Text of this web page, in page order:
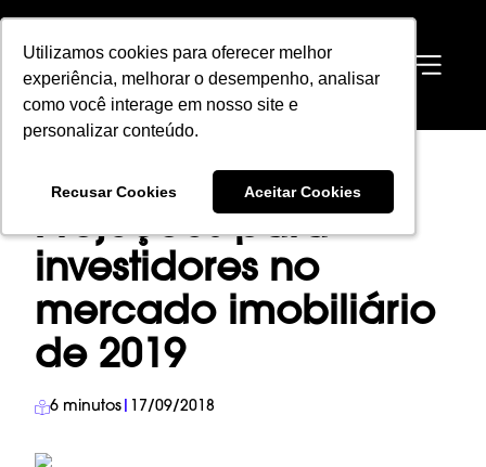
Utilizamos cookies para oferecer melhor
experiência, melhorar o desempenho, analisar
como você interage em nosso site e
personalizar conteúdo.
Recusar Cookies Aceitar Cookies
Utilizamos cookies para oferecer melhor
experiência, melhorar o desempenho, analisar
como você interage em nosso site e
personalizar conteúdo.
Recusar Cookies Aceitar Cookies
EN
INVESTIMENTO IMOBILIÁRIO
→
PROJEÇÕES PARA INVESTIDORES NO MERCADO IMOBILIÁRIO DE 2019
Projeções para
investidores no
mercado imobiliário
de 2019
6 minutos 17/09/2018